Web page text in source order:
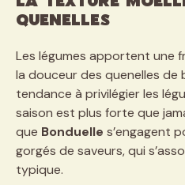
quenelles
Les légumes apportent une
la douceur des quenelles de
tendance à privilégier les
saison est plus forte que
que Bonduelle s’engagent
gorgés de saveurs, qui
typique.